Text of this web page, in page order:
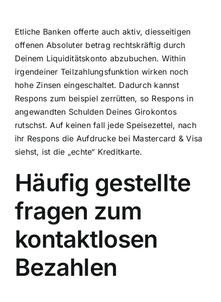
Etliche Banken offerte auch aktiv, diesseitigen
offenen Absoluter betrag rechtskräftig durch
Deinem Liquiditätskonto abzubuchen. Within
irgendeiner Teilzahlungsfunktion wirken noch
hohe Zinsen eingeschaltet. Dadurch kannst
Respons zum beispiel zerrütten, so Respons in
angewandten Schulden Deines Girokontos
rutschst. Auf keinen fall jede Speisezettel, nach
ihr Respons die Aufdrucke bei Mastercard & Visa
siehst, ist die „echte“ Kreditkarte.
Häufig gestellte
fragen zum
kontaktlosen
Bezahlen